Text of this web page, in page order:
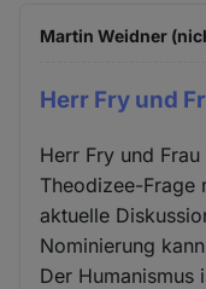
Martin Weidner
Herr Fry und
Herr Fry und
Theodizee-Frage
aktuelle
Nominierung
Der Humanismus